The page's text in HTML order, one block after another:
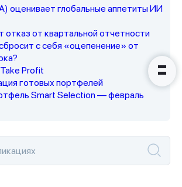
оценивает глобальные аппетиты ИИ
отказ от квартальной отчетности
с себя «оцепенение» от
Profit
готовых портфелей
Smart Selection — февраль
в ближайшее время